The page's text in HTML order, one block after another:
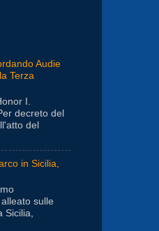
Audie
Terza
I.
decreto del
del
in Sicilia,
sulle